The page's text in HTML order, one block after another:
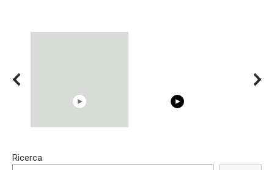
Shocking illusion - Pretty
Trying BOLLYWOOD
Ricerca